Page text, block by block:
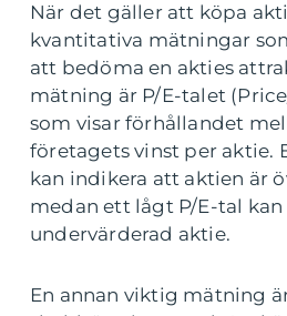
När det gäller att köpa
kvantitativa mätningar
att bedöma en akties
mätning är P/E-talet
som visar förhållandet
företagets vinst per aktie.
kan indikera att aktien är
medan ett lågt P/E-tal kan
undervärderad aktie.
En annan viktig mätning